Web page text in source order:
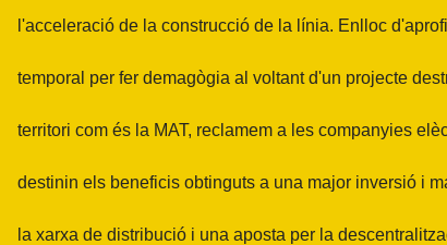
l'acceleració de la construcció de la línia. Enlloc
temporal per fer demagògia al voltant d'un projecte
territori com és la MAT, reclamem a les companyies
destinin els beneficis obtinguts a una major inversió i
la xarxa de distribució i una aposta per la